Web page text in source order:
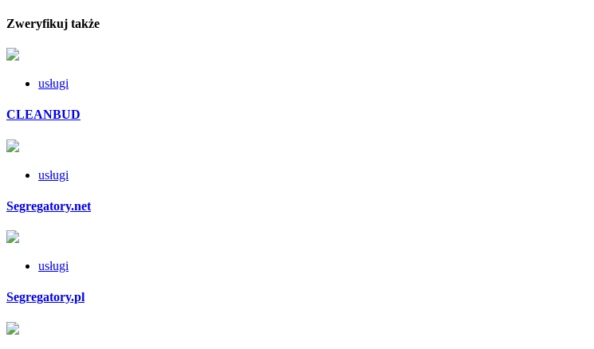
Zweryfikuj także
usługi
CLEANBUD
usługi
Segregatory.net
usługi
Segregatory.pl